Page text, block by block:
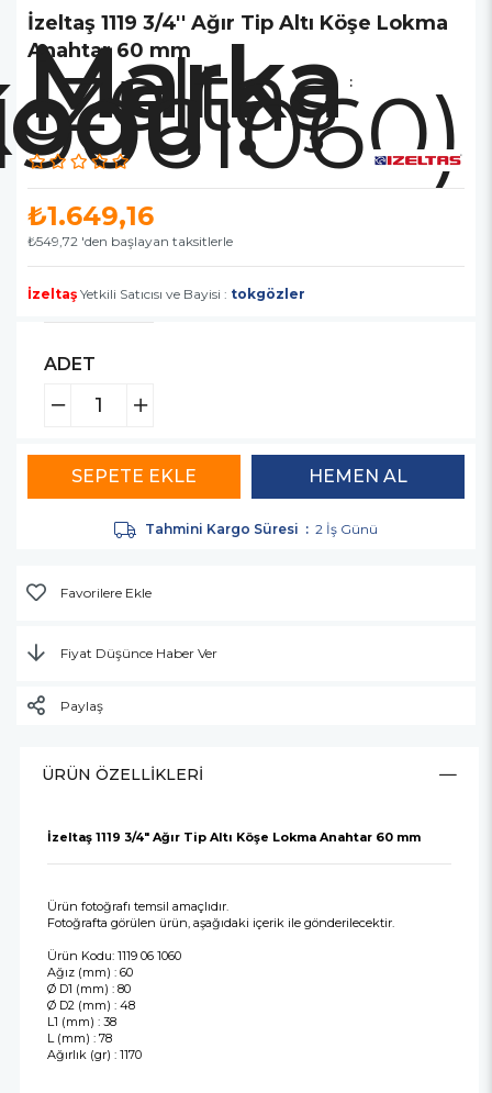
İzeltaş 1119 3/4'' Ağır Tip Altı Köşe Lokma
Anahtar 60 mm
Marka :
İzeltaş
₺1.649,16
₺549,72 'den başlayan taksitlerle
İzeltaş Yetkili Satıcısı ve Bayisi : tokgözler
ADET
Tahmini Kargo Süresi : 2 İş Günü
Favorilere Ekle
Fiyat Düşünce Haber Ver
Paylaş
ÜRÜN ÖZELLIKLERI
İzeltaş 1119 3/4" Ağır Tip Altı Köşe Lokma Anahtar 60 mm
Ürün fotoğrafı temsil amaçlıdır.
Fotoğrafta görülen ürün, aşağıdaki içerik ile gönderilecektir.
Ürün Kodu: 1119 06 1060
Ağız (mm) : 60
Ø D1 (mm) : 80
Ø D2 (mm) : 48
L1 (mm) : 38
L (mm) : 78
Ağırlık (gr) : 1170